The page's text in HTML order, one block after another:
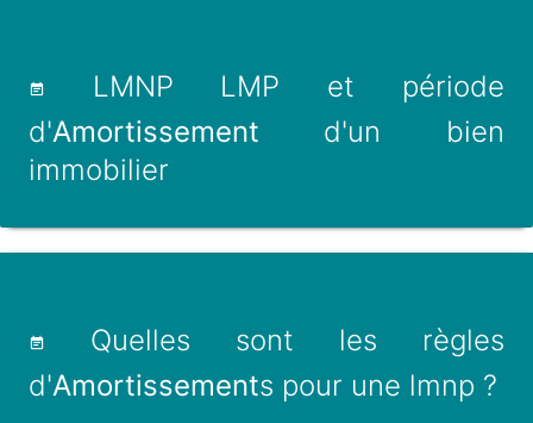
LMNP LMP et période
d'Amortissement d'un bien
immobilier
Quelles sont les règles
d'Amortissements pour une lmnp ?